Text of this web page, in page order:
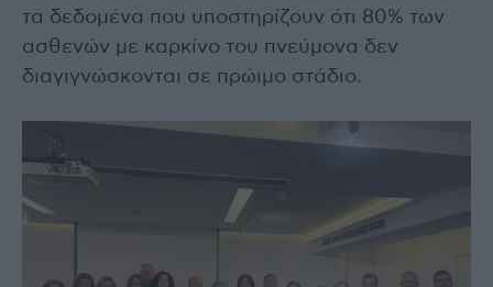
τα δεδομένα που υποστηρίζουν ότι 80% των
ασθενών με καρκίνο του πνεύμονα δεν
διαγιγνώσκονται σε πρώιμο στάδιο.